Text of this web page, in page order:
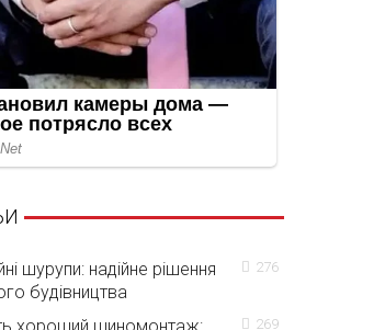
шурупи: надійне рішення
будівництва
276
269